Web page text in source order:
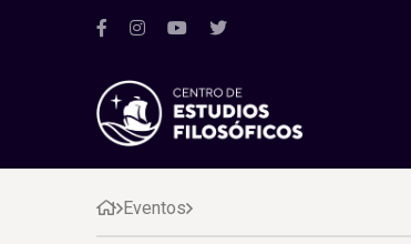
Eventos